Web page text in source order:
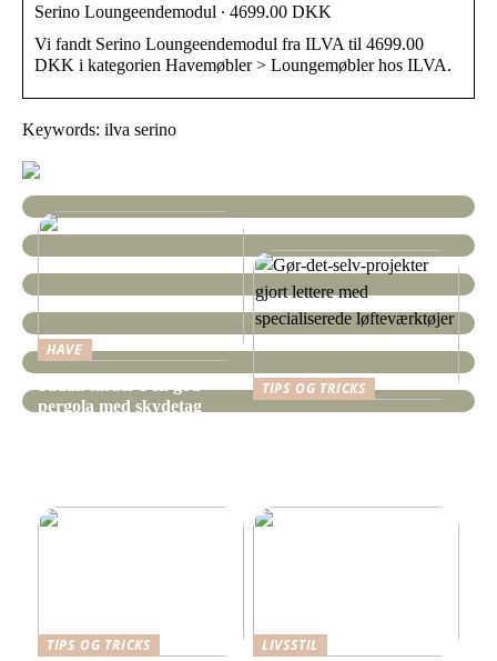
Serino Loungeendemodul ∙ 4699.00 DKK
Vi fandt Serino Loungeendemodul fra ILVA til 4699.00
DKK i kategorien Havemøbler > Loungemøbler hos ILVA.
Keywords: ilva serino
HAVE
pergola med skydetag
TIPS OG TRICKS
TIPS OG TRICKS
LIVSSTIL